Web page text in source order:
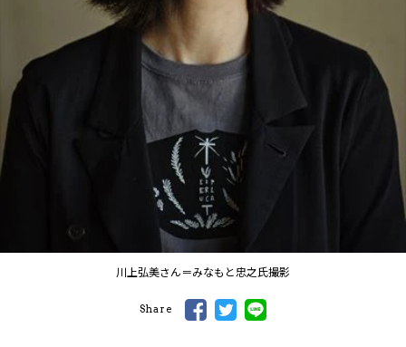
川上弘美さん＝みなもと忠之氏撮影
Share